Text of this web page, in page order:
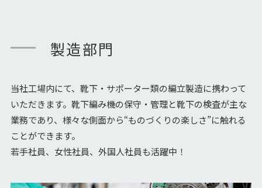
製造部門
当社工場内にて、靴下・サポーター類の編立製造に携わって
いただきます。靴下編み機の保守・管理と靴下の検査が主な
業務であり、様々な側面から“ものづくりの楽しさ”に触れる
ことができます。
若手社員、女性社員、外国人社員も活躍中！